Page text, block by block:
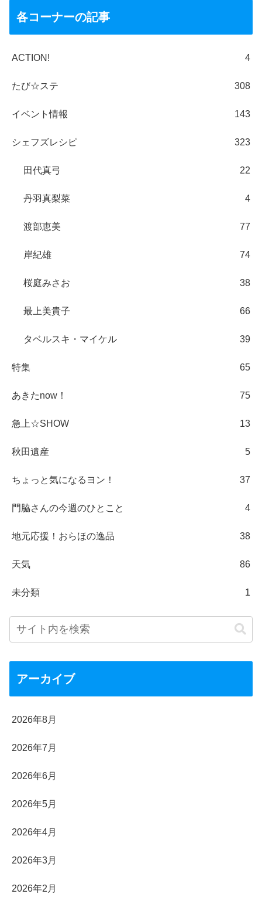
各コーナーの記事
ACTION! 4
たび☆ステ 308
イベント情報 143
シェフズレシピ 323
田代真弓 22
丹羽真梨菜 4
渡部恵美 77
岸紀雄 74
桜庭みさお 38
最上美貴子 66
タベルスキ・マイケル 39
特集 65
あきたnow！ 75
急上☆SHOW 13
秋田遺産 5
ちょっと気になるヨン！ 37
門脇さんの今週のひとこと 4
地元応援！おらほの逸品 38
天気 86
未分類 1
アーカイブ
2026年8月
2026年7月
2026年6月
2026年5月
2026年4月
2026年3月
2026年2月